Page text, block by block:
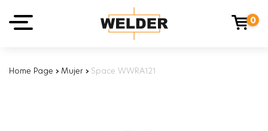
0
Home Page › Mujer › Space WWRA121